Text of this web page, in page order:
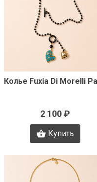
Быстрый просмотр
2 100 ₽
Купить